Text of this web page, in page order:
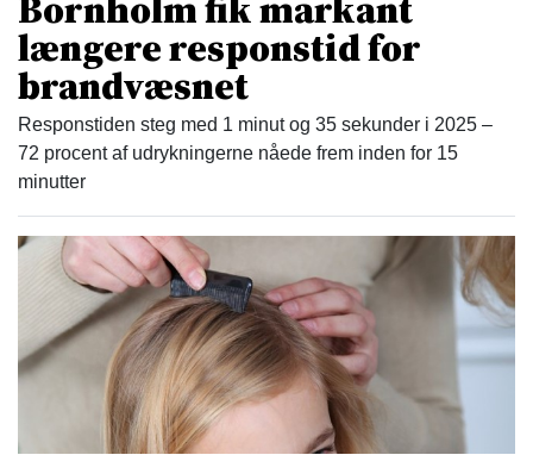
længere responstid for
brandvæsnet
Responstiden steg med 1 minut og 35 sekunder i 2025 –
72 procent af udrykningerne nåede frem inden for 15
minutter